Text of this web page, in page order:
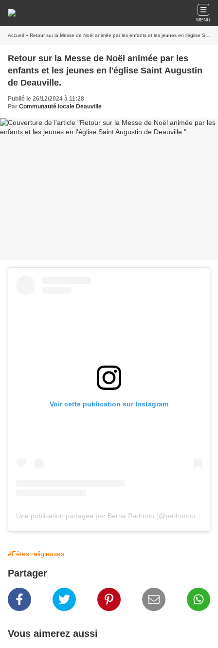
MENU
Accueil » Retour sur la Messe de Noël animée par les enfants et les jeunes en l'église Saint Augustin de Deauville.
Retour sur la Messe de Noël animée par les
enfants et les jeunes en l'église Saint Augustin
de Deauville.
Publié le 26/12/2024 à 11:28
Par Communauté locale Deauville
Voir cette publication sur Instagram
Une publication partagée par Berna Pedrono (@pedronoberna)
#Fêtes religieuses
Partager
Vous aimerez aussi